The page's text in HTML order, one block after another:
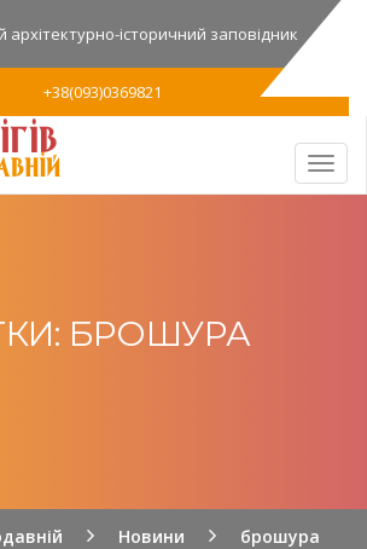
архітектурно-історичний заповідник
+38(093)0369821
БРОШУРА
Новини брошура